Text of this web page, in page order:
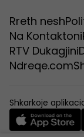
Rreth nesh
Na Kontaktoni
RTV Dukagjini
Ndreqe.com
Shkarkoje